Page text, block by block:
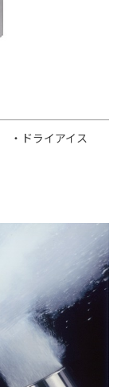
・ドライアイス